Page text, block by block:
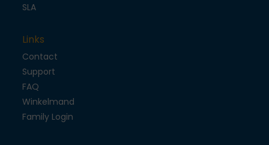
SLA
Links
Contact
Support
FAQ
Winkelmand
Family Login